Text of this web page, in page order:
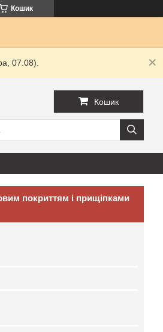
Кошик
07.08).
Кошик
покриттям і прищіпками